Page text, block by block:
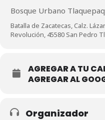
Bosque Urbano
Batalla de Zacatecas, Calz.
Revolución, 45580 San Pedro
AGREGAR A TU
AGREGAR AL
Organizador